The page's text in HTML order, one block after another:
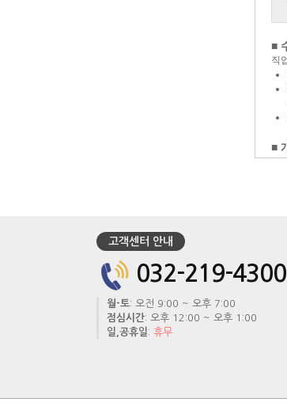
고객센터 안내
032-219-4300
월-토: 오전 9:00 ~ 오후 7:00
점심시간: 오후 12:00 ~ 오후 1:00
일,공휴일: 휴무